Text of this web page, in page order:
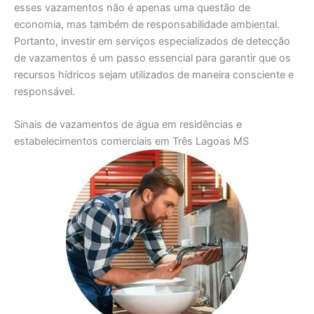
esses vazamentos não é apenas uma questão de
economia, mas também de responsabilidade ambiental.
Portanto, investir em serviços especializados de detecção
de vazamentos é um passo essencial para garantir que os
recursos hídricos sejam utilizados de maneira consciente e
responsável.
Sinais de vazamentos de água em residências e
estabelecimentos comerciais em Três Lagoas MS